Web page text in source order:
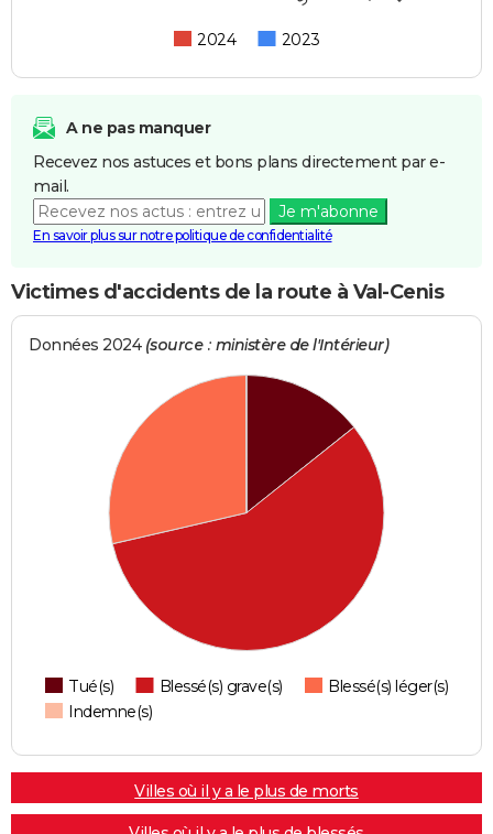
2024 2023
A ne pas manquer
Recevez nos astuces et bons plans directement par e-
mail.
Je m'abonne
En savoir plus sur notre politique de confidentialité
Victimes d'accidents de la route à Val-Cenis
Données 2024 (source : ministère de l'Intérieur)
Tué(s) Blessé(s) grave(s)
Blessé(s) léger(s)
Indemne(s)
Villes où il y a le plus de morts